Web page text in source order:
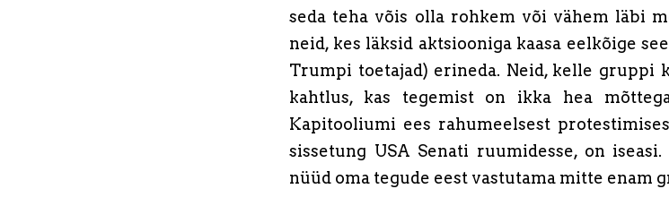
seda teha võis olla rohkem või vähem läbi
neid, kes läksid aktsiooniga kaasa eelkõige
Trumpi toetajad) erineda. Neid, kelle gruppi
kahtlus, kas tegemist on ikka hea
Kapitooliumi ees rahumeelsest
sissetung USA Senati ruumidesse, on
nüüd oma tegude eest vastutama mitte enam